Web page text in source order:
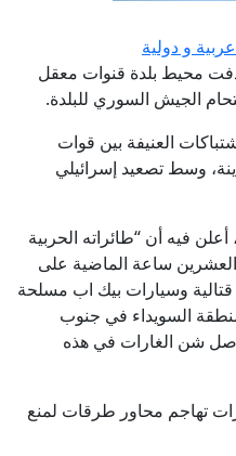
و دولية
محيط بلدة قنوات معقل
الجيش السوري للبلدة.
العنيفة بين قوات
وسط تصعيد إسرائيلي
فيه أن “طائراته الحربية
ساعة الماضية على
وسيارات بيك اب مسلحة
السويداء في جنوب
شن الغارات في هذه
تهاجم محاور طرقات لمنع